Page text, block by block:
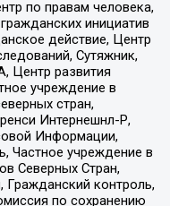
по правам человека,
инициатив
действие, Центр
Сутяжник,
развития
учреждение в
стран,
Интернешнл-Р,
Информации,
Частное учреждение в
Северных Стран,
контроль,
по сохранению